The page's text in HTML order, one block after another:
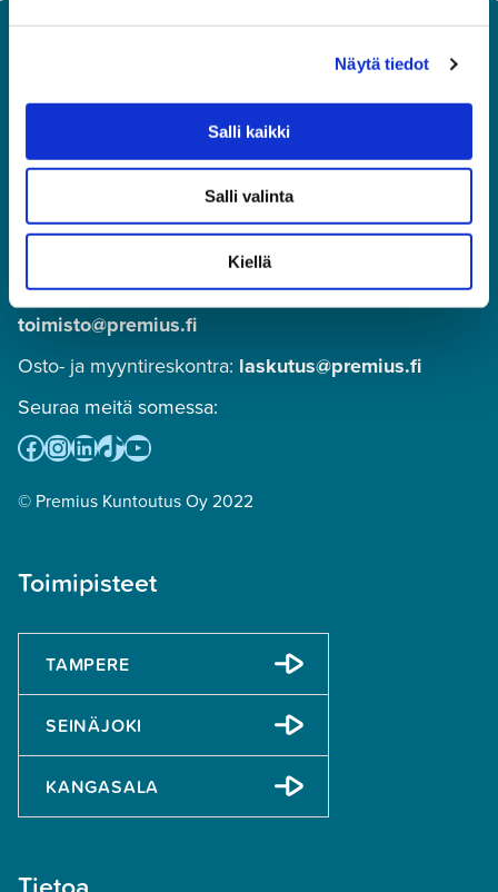
Näytä tiedot
Salli kaikki
Salli valinta
Kiellä
Asiakaspalvelu010 292 8570
(puhelun hinta: mpm tai pvm,
numeroon ei voi lähettää tekstiviestejä)
toimisto@premius.fi
Osto- ja myyntireskontra: laskutus@premius.fi
Seuraa meitä somessa:
Facebook
Instagram
LinkedIn
TikTok
YouTube
© Premius Kuntoutus Oy 2022
Toimipisteet
TAMPERE
SEINÄJOKI
KANGASALA